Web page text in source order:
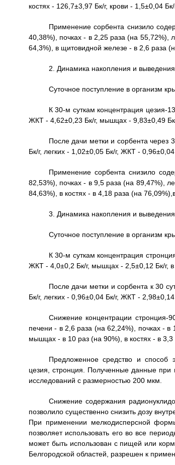
костях - 126,7±3,97 Бк/г, крови - 1,5±0,04 Бк/
Применение сорбента снизило
40,38%), почках - в 2,25 раза (на
64,3%), в щитовидной железе - в 2,6 раза
2. Динамика накопления и
Суточное поступление в организм
К 30-м суткам концентрация цезия-
ЖКТ - 4,62±0,23 Бк/г, мышцах - 9,83±0,49 Бк/
После дачи метки и сорбента через
Бк/г, легких - 1,02±0,05 Бк/г, ЖКТ -
Применение сорбента снизило
82,53%), почках - в 9,5 раза (на 89,47%),
84,63%), в костях - в 4,18 раза (на
3. Динамика накопления и
Суточное поступление в организм
К 30-м суткам концентрация
ЖКТ - 4,0±0,2 Бк/г, мышцах - 2,5±0,12 Бк/г, в
После дачи метки и сорбента к 30
Бк/г, легких - 0,96±0,04 Бк/г, ЖКТ -
Снижение концентрации
печени - в 2,6 раза (на 62,24%), почках -
мышцах - в 10 раз (на 90%), в костях - в 3,3
Предложенное средство и способ
цезия, стронция. Полученные данные
исследований с размерностью 200 мкм.
Снижение содержания
позволило существенно снизить дозу
При применении мелкодисперсной
позволяет использовать его во все
может быть использован с пищей или
Белгородской областей, разрешен к